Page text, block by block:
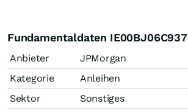
Fundamentaldaten IE00BJ06C937
Anbieter
JPMorgan
Kategorie
Anleihen
Sektor
Sonstiges